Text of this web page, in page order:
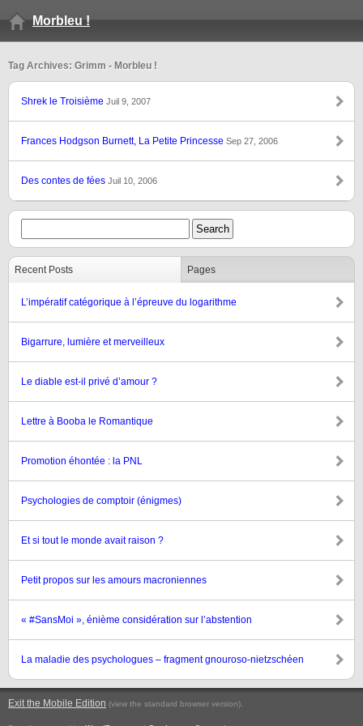
Morbleu !
Tag Archives: Grimm - Morbleu !
Shrek le Troisième Juil 9, 2007
Frances Hodgson Burnett, La Petite Princesse Sep 27, 2006
Des contes de fées Juil 10, 2006
Recent Posts Pages
L’impératif catégorique à l’épreuve du logarithme
Bigarrure, lumière et merveilleux
Le diable est-il privé d’amour ?
Lettre à Booba le Romantique
Promotion éhontée : la PNL
Psychologies de comptoir (énigmes)
Et si tout le monde avait raison ?
Petit propos sur les amours macroniennes
« #SansMoi », énième considération sur l’abstention
La maladie des psychologues – fragment gnouroso-nietzschéen
Exit the Mobile Edition (view the standard browser version).